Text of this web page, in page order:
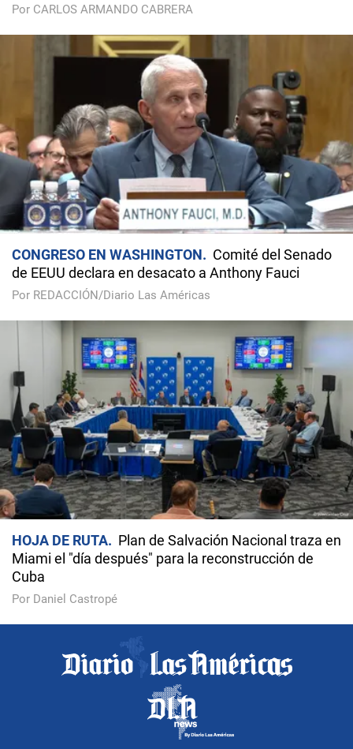
Por CARLOS ARMANDO CABRERA
CONGRESO EN WASHINGTON
Comité del Senado
de EEUU declara en desacato a Anthony Fauci
Por REDACCIÓN/Diario Las Américas
HOJA DE RUTA
Plan de Salvación Nacional traza en
Miami el "día después" para la reconstrucción de
Cuba
Por Daniel Castropé